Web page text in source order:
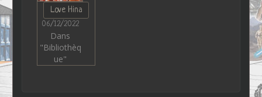
Love Hina
06/12/2022
Dans
"Bibliothèq
ue"